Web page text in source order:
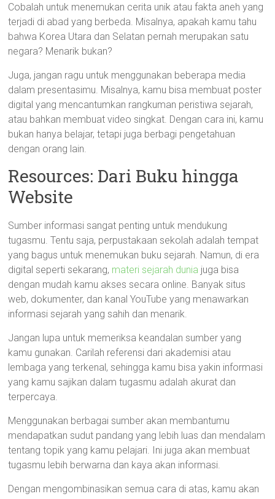
Cobalah untuk menemukan cerita unik atau fakta aneh yang
terjadi di abad yang berbeda. Misalnya, apakah kamu tahu
bahwa Korea Utara dan Selatan pernah merupakan satu
negara? Menarik bukan?
Juga, jangan ragu untuk menggunakan beberapa media
dalam presentasimu. Misalnya, kamu bisa membuat poster
digital yang mencantumkan rangkuman peristiwa sejarah,
atau bahkan membuat video singkat. Dengan cara ini, kamu
bukan hanya belajar, tetapi juga berbagi pengetahuan
dengan orang lain.
Resources: Dari Buku hingga
Website
Sumber informasi sangat penting untuk mendukung
tugasmu. Tentu saja, perpustakaan sekolah adalah tempat
yang bagus untuk menemukan buku sejarah. Namun, di era
digital seperti sekarang, materi sejarah dunia juga bisa
dengan mudah kamu akses secara online. Banyak situs
web, dokumenter, dan kanal YouTube yang menawarkan
informasi sejarah yang sahih dan menarik.
Jangan lupa untuk memeriksa keandalan sumber yang
kamu gunakan. Carilah referensi dari akademisi atau
lembaga yang terkenal, sehingga kamu bisa yakin informasi
yang kamu sajikan dalam tugasmu adalah akurat dan
terpercaya.
Menggunakan berbagai sumber akan membantumu
mendapatkan sudut pandang yang lebih luas dan mendalam
tentang topik yang kamu pelajari. Ini juga akan membuat
tugasmu lebih berwarna dan kaya akan informasi.
Dengan mengombinasikan semua cara di atas, kamu akan